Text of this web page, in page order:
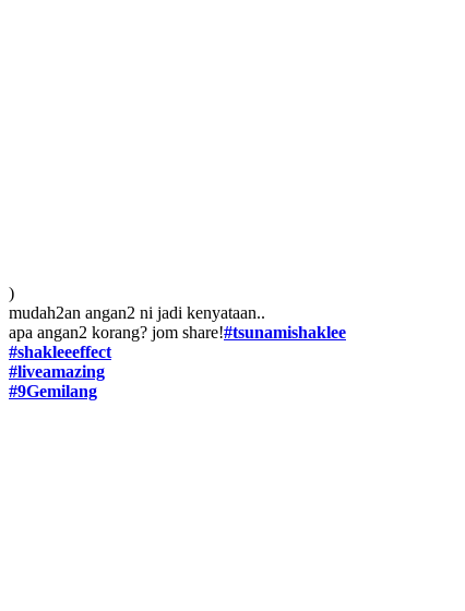
)
mudah2an angan2 ni jadi kenyataan..
apa angan2 korang? jom share!#tsunamishaklee
#shakleeeffect
#liveamazing
#9Gemilang